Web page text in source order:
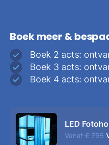
Boek meer &
Boek 2 acts:
Boek 3 acts:
Boek 4 acts:
LED
Vanaf € 795